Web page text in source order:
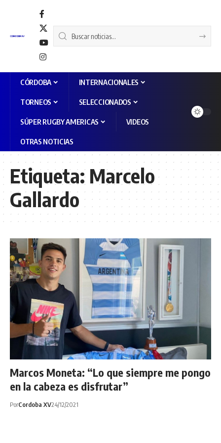
CÓRDOBA INTERNACIONALES
TORNEOS SELECCIONADOS
SÚPER RUGBY AMERICAS VIDEOS
OTRAS NOTICIAS
Etiqueta: Marcelo
Gallardo
Marcos Moneta: “Lo que siempre me pongo
en la cabeza es disfrutar”
PorCordoba XV24/12/2021